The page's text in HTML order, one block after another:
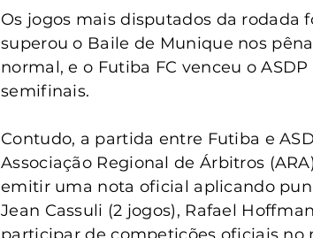
Os jogos mais disputados da rodada
superou o Baile de Munique nos
normal, e o Futiba FC venceu o
semifinais.
Contudo, a partida entre Futiba e
Associação Regional de Árbitros
emitir uma nota oficial aplicando
Jean Cassuli (2 jogos), Rafael